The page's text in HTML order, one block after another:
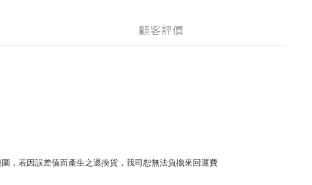
顧客評價
，若因誤差值而產生之退換貨，我司恕無法負擔來回運費